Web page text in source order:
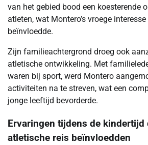
van het gebied bood een koesterende
atleten, wat Montero’s vroege
beïnvloedde.
Zijn familieachtergrond droeg ook
atletische ontwikkeling. Met
waren bij sport, werd Montero
activiteiten na te streven, wat een
jonge leeftijd bevorderde.
Ervaringen tijdens de kindertijd
atletische reis beïnvloedden